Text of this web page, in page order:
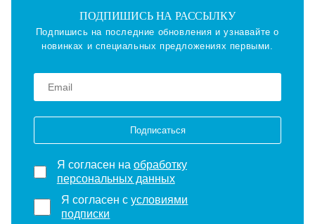
ПОДПИШИСЬ НА РАССЫЛКУ
Подпишись на последние обновления и узнавайте о
новинках и специальных предложениях первыми.
Подписаться
Я согласен на обработку
персональных данных
Я согласен сусловиями
подписки